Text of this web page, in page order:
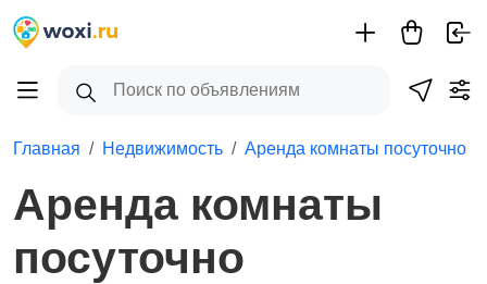
Главная Недвижимость Аренда комнаты посуточно
Аренда комнаты
посуточно